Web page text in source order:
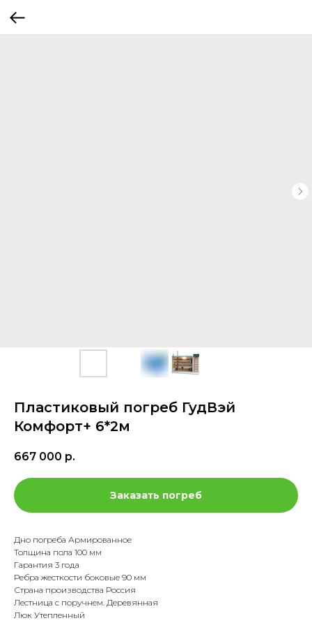
Пластиковый погреб ГудВэй
Комфорт+ 6*2м
667 000 р.
Заказать погреб
Дно погреба Армированное
Толщина пола 100 мм
Гарантия 3 года
Ребра жесткости боковые 90 мм
Страна производства Россия
Лестница с поручнем. Деревянная
Люк Утепленный